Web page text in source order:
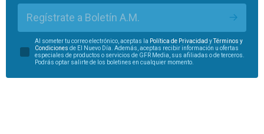
Regístrate a Boletín A.M.
Al someter tu correo electrónico, aceptas la Política de Privacidad yTérminos y
Condiciones de El Nuevo Día. Además, aceptas recibir información u ofertas
especiales de productos o servicios de GFR Media, sus afiliadas o de terceros.
Podrás optar salirte de los boletines en cualquier momento.